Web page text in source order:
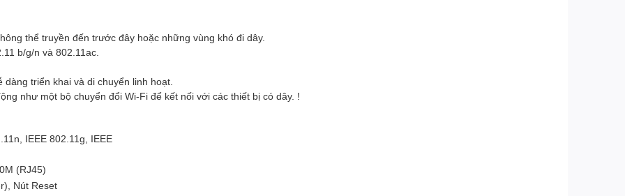
thể truyền đến trước đây hoặc những vùng khó đi dây.
b/g/n và 802.11ac.
triển khai và di chuyển linh hoạt.
như một bộ chuyển đổi Wi-Fi để kết nối với các thiết bị có dây. !
IEEE 802.11g, IEEE
(RJ45)
Nút Reset